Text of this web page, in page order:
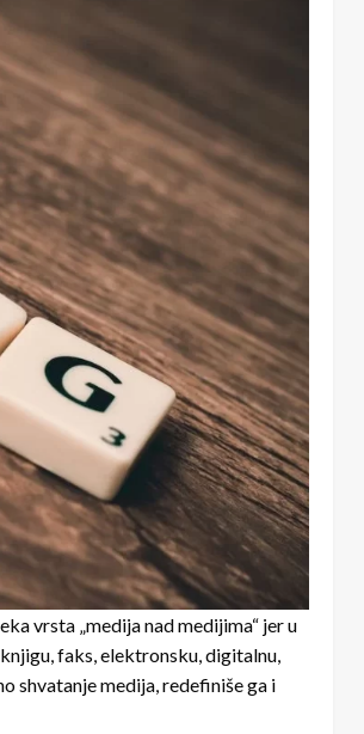
vrsta „medija nad medijima“ jer u
faks, elektronsku, digitalnu,
shvatanje medija, redefiniše ga i